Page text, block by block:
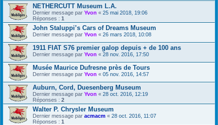
NETHERCUTT Museum L.A.
Dernier message par Yvon « 25 mai 2018, 19:06
Réponses : 1
John Staluppi’s Cars of Dreams Museum
Dernier message par Yvon « 26 mars 2018, 10:08
1911 FIAT S76 premier galop depuis + de 100 ans
Dernier message par Yvon « 28 nov. 2016, 17:50
Musée Maurice Dufresne près de Tours
Dernier message par Yvon « 05 nov. 2016, 14:57
Auburn, Cord, Duesenberg Museum
Dernier message par Yvon « 28 oct. 2016, 12:19
Réponses : 2
Walter P. Chrysler Museum
Dernier message par acmacm « 28 oct. 2016, 11:07
Réponses : 1